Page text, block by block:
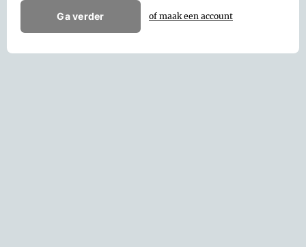
Ga verder of maak een account